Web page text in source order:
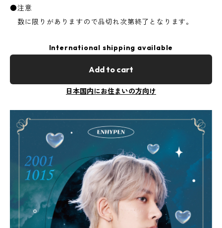
●注意
数に限りがありますので品切れ次第終了となります。
International shipping available
Add to cart
日本国内にお住まいの方向け